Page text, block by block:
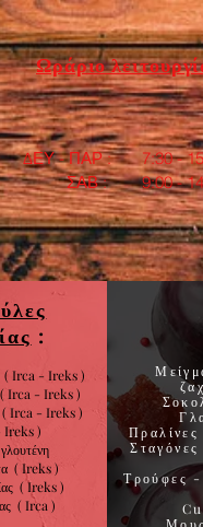
Ωράριο
ΔΕΥ - ΠΑΡ : 7:30 -
ΣΑΒ : 9:00 -
:
( Irca - Ireks )
( Irca - Ireks )
( Irca - Ireks )
)
γλουτένη
( Ireks )
(Ireks )
( Irca )
Πραλίνες
Τρούφες